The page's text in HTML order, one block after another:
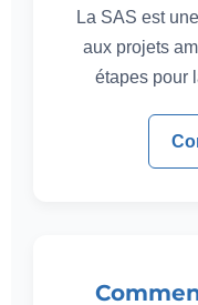
La SAS est
aux projets
étapes pour